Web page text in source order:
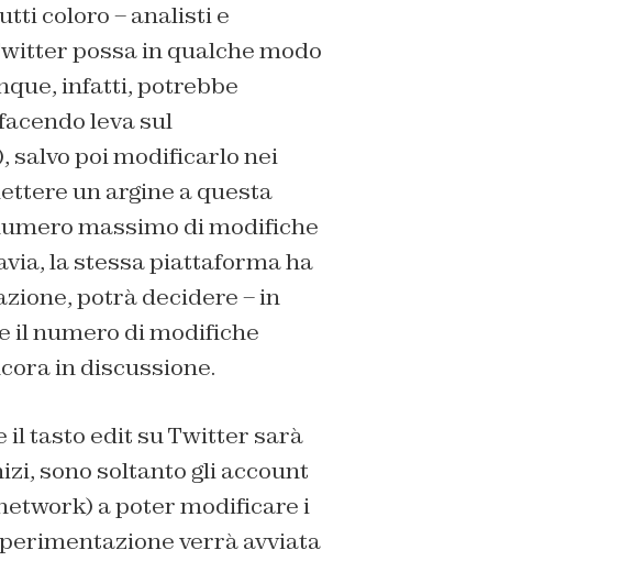
coloro – analisti e
possa in qualche modo
infatti, potrebbe
leva sul
salvo poi modificarlo nei
un argine a questa
massimo di modifiche
la stessa piattaforma ha
potrà decidere – in
il numero di modifiche
in discussione.
il tasto edit su Twitter sarà
sono soltanto gli account
a poter modificare i
verrà avviata